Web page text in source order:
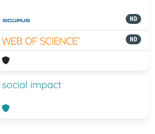
ND
ND
social impact